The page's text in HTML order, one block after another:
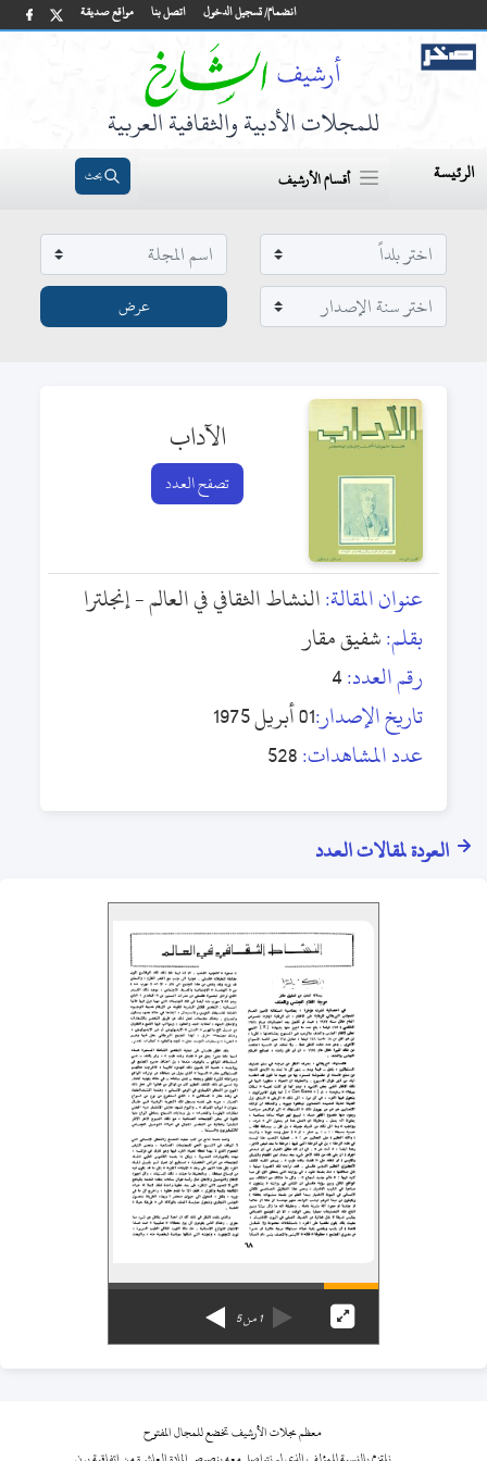
مواقع صديقة اتصل بنا انضمام/ تسجيل الدخول
للمجلات الأدبية والثقافية العربية
الرئيسة أقسام الأرشيف بحث
الآداب
تصفح العدد
عنوان المقالة:النشاط الثقافي في العالم - إنجلترا
بقلم:شفيق مقار
رقم العدد:4
تاريخ الإصدار:01 أبريل 1975
عدد المشاهدات:528
العودة لمقالات العدد
1من5
معظم مجلات الأرشيف تخضع للمجال المفتوح